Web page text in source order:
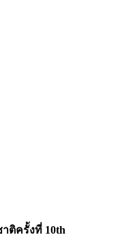
ติครั้งที่ 10th